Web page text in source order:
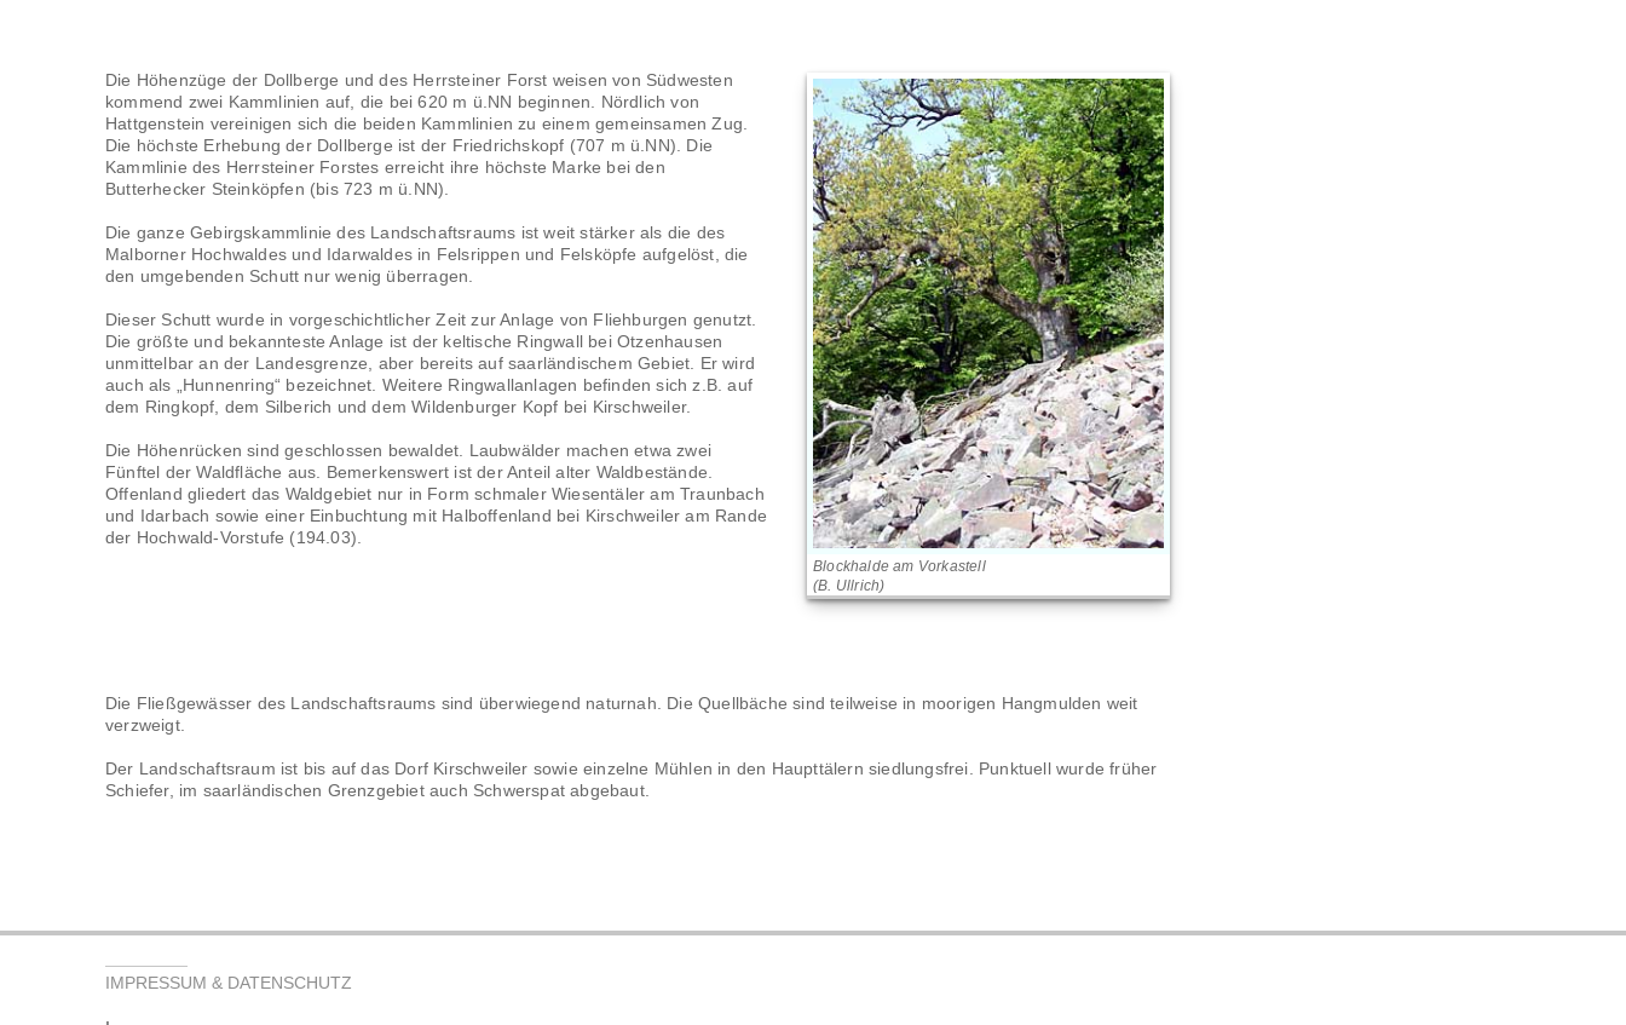
Blockhalde am Vorkastell
(B. Ullrich)
Die Höhenzüge der Dollberge und des Herrsteiner Forst weisen von Südwesten
kommend zwei Kammlinien auf, die bei 620 m ü.NN beginnen. Nördlich von
Hattgenstein vereinigen sich die beiden Kammlinien zu einem gemeinsamen Zug.
Die höchste Erhebung der Dollberge ist der Friedrichskopf (707 m ü.NN). Die
Kammlinie des Herrsteiner Forstes erreicht ihre höchste Marke bei den
Butterhecker Steinköpfen (bis 723 m ü.NN).
Die ganze Gebirgskammlinie des Landschaftsraums ist weit stärker als die des
Malborner Hochwaldes und Idarwaldes in Felsrippen und Felsköpfe aufgelöst, die
den umgebenden Schutt nur wenig überragen.
Dieser Schutt wurde in vorgeschichtlicher Zeit zur Anlage von Fliehburgen genutzt.
Die größte und bekannteste Anlage ist der keltische Ringwall bei Otzenhausen
unmittelbar an der Landesgrenze, aber bereits auf saarländischem Gebiet. Er wird
auch als „Hunnenring“ bezeichnet. Weitere Ringwallanlagen befinden sich z.B. auf
dem Ringkopf, dem Silberich und dem Wildenburger Kopf bei Kirschweiler.
Die Höhenrücken sind geschlossen bewaldet. Laubwälder machen etwa zwei
Fünftel der Waldfläche aus. Bemerkenswert ist der Anteil alter Waldbestände.
Offenland gliedert das Waldgebiet nur in Form schmaler Wiesentäler am Traunbach
und Idarbach sowie einer Einbuchtung mit Halboffenland bei Kirschweiler am Rande
der Hochwald-Vorstufe (194.03).
Die Fließgewässer des Landschaftsraums sind überwiegend naturnah. Die Quellbäche sind teilweise in moorigen Hangmulden weit
verzweigt.
Der Landschaftsraum ist bis auf das Dorf Kirschweiler sowie einzelne Mühlen in den Haupttälern siedlungsfrei. Punktuell wurde früher
Schiefer, im saarländischen Grenzgebiet auch Schwerspat abgebaut.
IMPRESSUM & DATENSCHUTZ